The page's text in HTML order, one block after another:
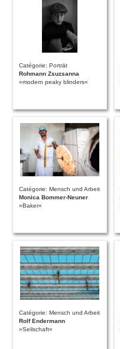
Catégorie: Porträt
Rohmann Zsuzsanna
»modern peaky blinders«
Catégorie: Mensch und Arbeit
Monica Bommer-Neuner
»Baker«
Catégorie: Mensch und Arbeit
Rolf Endermann
»Seilschaft«